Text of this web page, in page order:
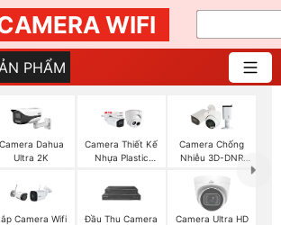
WIFI
PHẨM
Camera Dahua
Ultra 2K
Camera Thiết Kế
Nhựa Plastic
Camera Chống
Nhiễu 3D-DNR
Camera Wifi
Đầu Thu Camera
Camera Ultra HD